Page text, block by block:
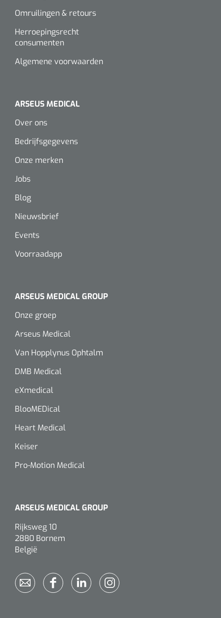
Omruilingen & retours
Herroepingsrecht
consumenten
Algemene voorwaarden
ARSEUS MEDICAL
Over ons
Bedrijfsgegevens
Onze merken
Jobs
Blog
Nieuwsbrief
Events
Voorraadapp
ARSEUS MEDICAL GROUP
Onze groep
Arseus Medical
Van Hopplynus Ophtalm
DMB Medical
eXmedical
BlooMEDical
Heart Medical
Keiser
Pro-Motion Medical
ARSEUS MEDICAL GROUP
Rijksweg 10
2880 Bornem
België